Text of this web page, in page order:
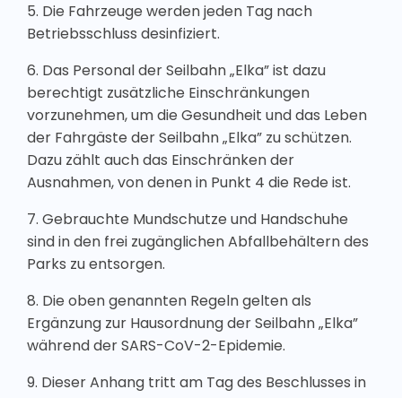
5. Die Fahrzeuge werden jeden Tag nach
Betriebsschluss desinfiziert.
6. Das Personal der Seilbahn „Elka” ist dazu
berechtigt zusätzliche Einschränkungen
vorzunehmen, um die Gesundheit und das Leben
der Fahrgäste der Seilbahn „Elka” zu schützen.
Dazu zählt auch das Einschränken der
Ausnahmen, von denen in Punkt 4 die Rede ist.
7. Gebrauchte Mundschutze und Handschuhe
sind in den frei zugänglichen Abfallbehältern des
Parks zu entsorgen.
8. Die oben genannten Regeln gelten als
Ergänzung zur Hausordnung der Seilbahn „Elka”
während der SARS-CoV-2-Epidemie.
9. Dieser Anhang tritt am Tag des Beschlusses in